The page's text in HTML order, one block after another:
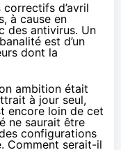
d’avril
, à cause en
des antivirus. Un
est d’un
dont la
ambition était
à jour seul,
encore loin de cet
ne saurait être
configurations
Comment serait-il